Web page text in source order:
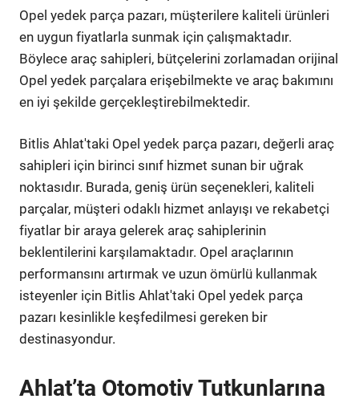
Opel yedek parça pazarı, müşterilere kaliteli ürünleri
en uygun fiyatlarla sunmak için çalışmaktadır.
Böylece araç sahipleri, bütçelerini zorlamadan orijinal
Opel yedek parçalara erişebilmekte ve araç bakımını
en iyi şekilde gerçekleştirebilmektedir.
Bitlis Ahlat'taki Opel yedek parça pazarı, değerli araç
sahipleri için birinci sınıf hizmet sunan bir uğrak
noktasıdır. Burada, geniş ürün seçenekleri, kaliteli
parçalar, müşteri odaklı hizmet anlayışı ve rekabetçi
fiyatlar bir araya gelerek araç sahiplerinin
beklentilerini karşılamaktadır. Opel araçlarının
performansını artırmak ve uzun ömürlü kullanmak
isteyenler için Bitlis Ahlat'taki Opel yedek parça
pazarı kesinlikle keşfedilmesi gereken bir
destinasyondur.
Ahlat’ta Otomotiv Tutkunlarına